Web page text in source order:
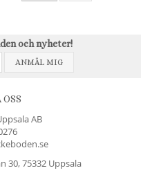
och nyheter!
ANMÄL MIG
AB
30, 75332 Uppsala